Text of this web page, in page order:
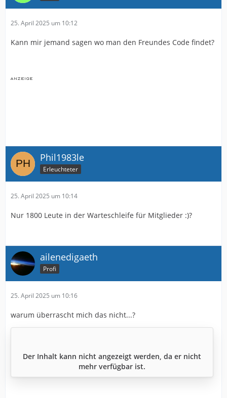
25. April 2025 um 10:12
Kann mir jemand sagen wo man den Freundes Code findet?
Phil1983le
Erleuchteter
25. April 2025 um 10:14
Nur 1800 Leute in der Warteschleife für Mitglieder :)?
ailenedigaeth
Profi
25. April 2025 um 10:16
warum überrascht mich das nicht...?
Der Inhalt kann nicht angezeigt werden, da er nicht
mehr verfügbar ist.